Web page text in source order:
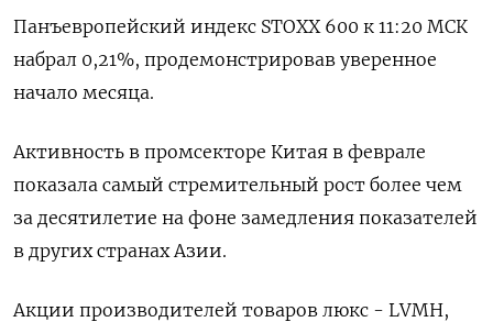
Панъевропейский индекс STOXX 600 к 11:20 МСК
набрал 0,21%, продемонстрировав уверенное
начало месяца.
Активность в промсекторе Китая в феврале
показала самый стремительный рост более чем
за десятилетие на фоне замедления показателей
в других странах Азии.
Акции производителей товаров люкс - LVMH,